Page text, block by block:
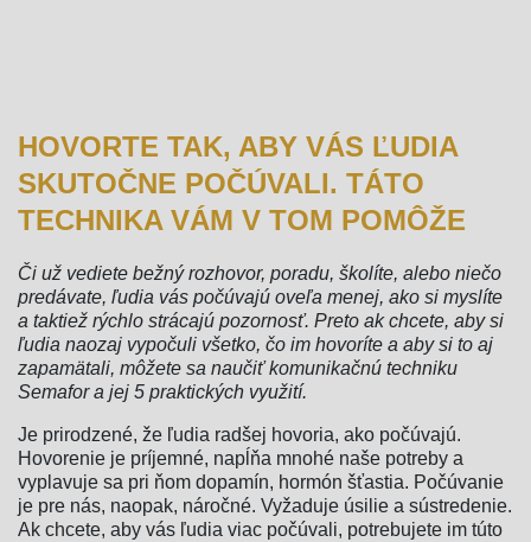
HOVORTE TAK, ABY VÁS ĽUDIA
SKUTOČNE POČÚVALI. TÁTO
TECHNIKA VÁM V TOM POMÔŽE
Či už vediete bežný rozhovor, poradu, školíte, alebo niečo
predávate, ľudia vás počúvajú oveľa menej, ako si myslíte
a taktiež rýchlo strácajú pozornosť. Preto ak chcete, aby si
ľudia naozaj vypočuli všetko, čo im hovoríte a aby si to aj
zapamätali, môžete sa naučiť komunikačnú techniku
Semafor a jej 5 praktických využití.
Je prirodzené, že ľudia radšej hovoria, ako počúvajú.
Hovorenie je príjemné, napĺňa mnohé naše potreby a
vyplavuje sa pri ňom dopamín, hormón šťastia. Počúvanie
je pre nás, naopak, náročné. Vyžaduje úsilie a sústredenie.
Ak chcete, aby vás ľudia viac počúvali, potrebujete im túto